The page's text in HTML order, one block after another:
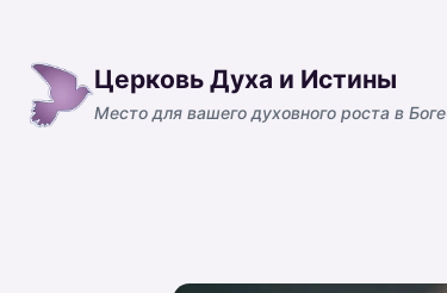
содержимомуЦерковь Духа и Истины
Место для вашего духовного роста в Боге